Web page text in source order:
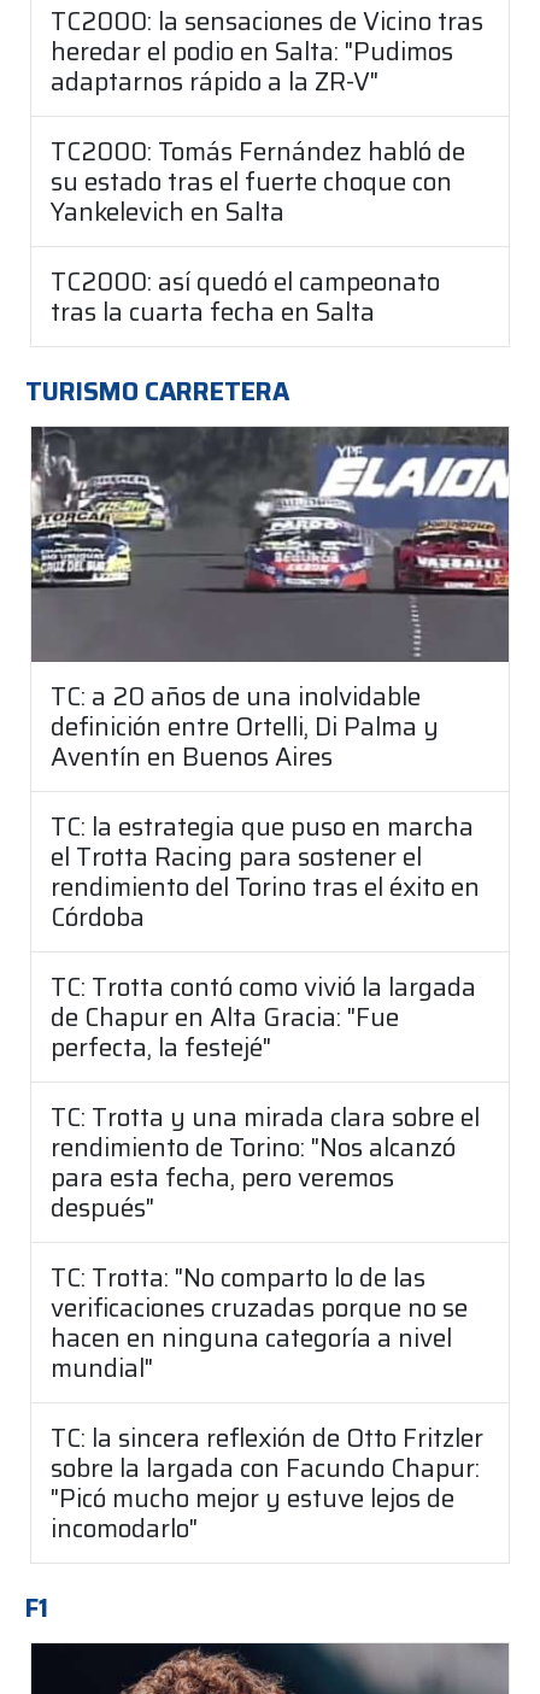
TC2000: la sensaciones de Vicino tras
heredar el podio en Salta: "Pudimos
adaptarnos rápido a la ZR-V"
TC2000: Tomás Fernández habló de
su estado tras el fuerte choque con
Yankelevich en Salta
TC2000: así quedó el campeonato
tras la cuarta fecha en Salta
TURISMO CARRETERA
TC: a 20 años de una inolvidable
definición entre Ortelli, Di Palma y
Aventín en Buenos Aires
TC: la estrategia que puso en marcha
el Trotta Racing para sostener el
rendimiento del Torino tras el éxito en
Córdoba
TC: Trotta contó como vivió la largada
de Chapur en Alta Gracia: "Fue
perfecta, la festejé"
TC: Trotta y una mirada clara sobre el
rendimiento de Torino: "Nos alcanzó
para esta fecha, pero veremos
después"
TC: Trotta: "No comparto lo de las
verificaciones cruzadas porque no se
hacen en ninguna categoría a nivel
mundial"
TC: la sincera reflexión de Otto Fritzler
sobre la largada con Facundo Chapur:
"Picó mucho mejor y estuve lejos de
incomodarlo"
F1